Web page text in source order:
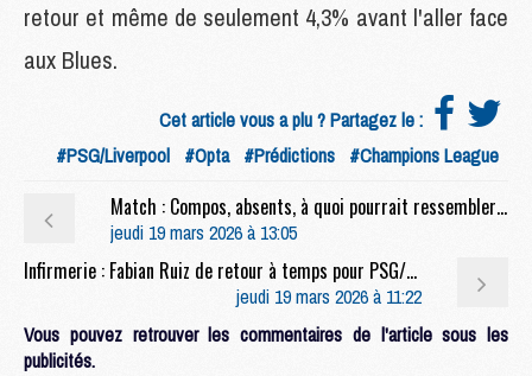
retour et même de seulement 4,3% avant l'aller face
aux Blues.
Cet article vous a plu ? Partagez le :
#PSG/Liverpool #Opta #Prédictions #Champions League
Match : Compos, absents, à quoi pourrait ressembler PSG/Liverpool dans trois semaines ?
jeudi 19 mars 2026 à 13:05
Infirmerie : Fabian Ruiz de retour à temps pour PSG/Liverpool ?
jeudi 19 mars 2026 à 11:22
Vous pouvez retrouver les commentaires de l'article sous les
publicités.